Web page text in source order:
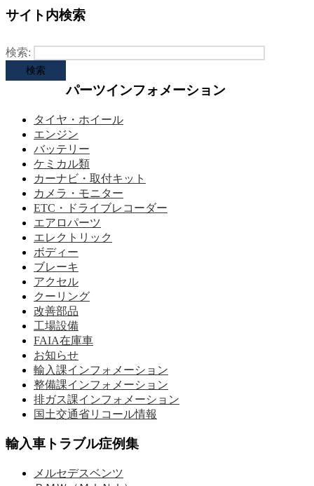
サイト内検索
検索:
パーツインフォメーション
タイヤ・ホイール
エンジン
バッテリー
ケミカル類
カーナビ・取付キット
カメラ・モニター
ETC・ドライブレコーダー
エアロパーツ
エレクトリック
ボディー
ブレーキ
アクセル
クーリング
改善部品
工場設備
FAIA在庫車
お知らせ
輸入課インフォメーション
整備課インフォメーション
排ガス課インフォメーション
国土交通省リコール情報
輸入車トラブル症例集
メルセデスベンツ